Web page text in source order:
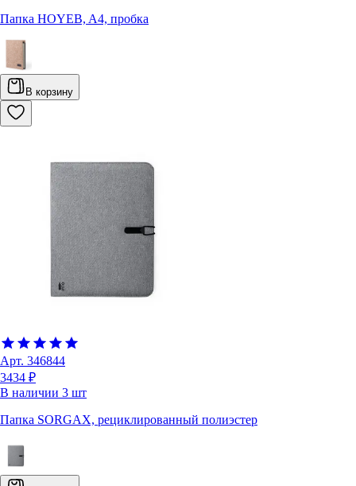
Папка HOYEB, A4, пробка
В корзину
Арт. 346844
3434 ₽
В наличии 3 шт
Папка SORGAX, рециклированный полиэстер